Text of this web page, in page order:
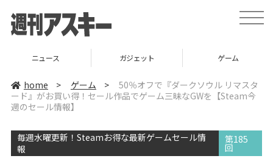
t
o
v
i
ニュース ガジェット ゲーム
home > ゲーム >
50％オフで『ダークソウル リマスタ
ード』がお買い得！セール作品でゲーム三昧なGWを【Steam今
週のセール情報】
毎週水曜更新！Steamお得な最新ゲームセール情
報
第185
回